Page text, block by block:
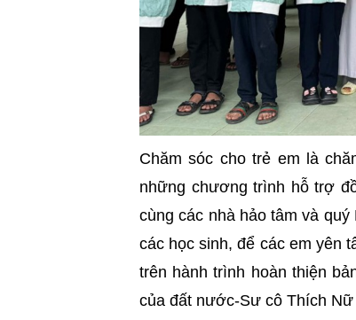
Chăm sóc cho trẻ em là
những chương trình hỗ trợ
cùng các nhà hảo tâm và
các học sinh, để các em yên
trên hành trình hoàn thiện
của đất nước-Sư cô Thích